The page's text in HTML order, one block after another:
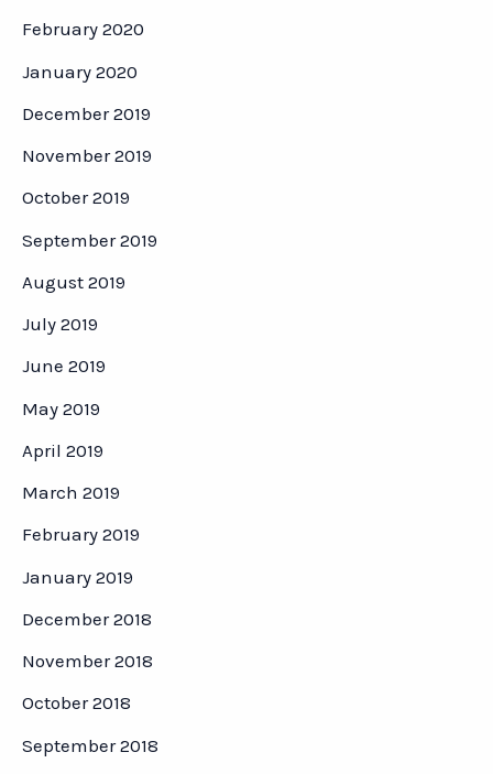
February 2020
January 2020
December 2019
November 2019
October 2019
September 2019
August 2019
July 2019
June 2019
May 2019
April 2019
March 2019
February 2019
January 2019
December 2018
November 2018
October 2018
September 2018